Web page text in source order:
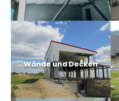
Wände und Decken